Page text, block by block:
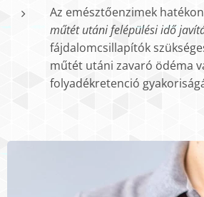
Az emésztőenzimek
műtét utáni felépülési idő
fájdalomcsillapítók
műtét utáni zavaró ödéma
folyadékretenció